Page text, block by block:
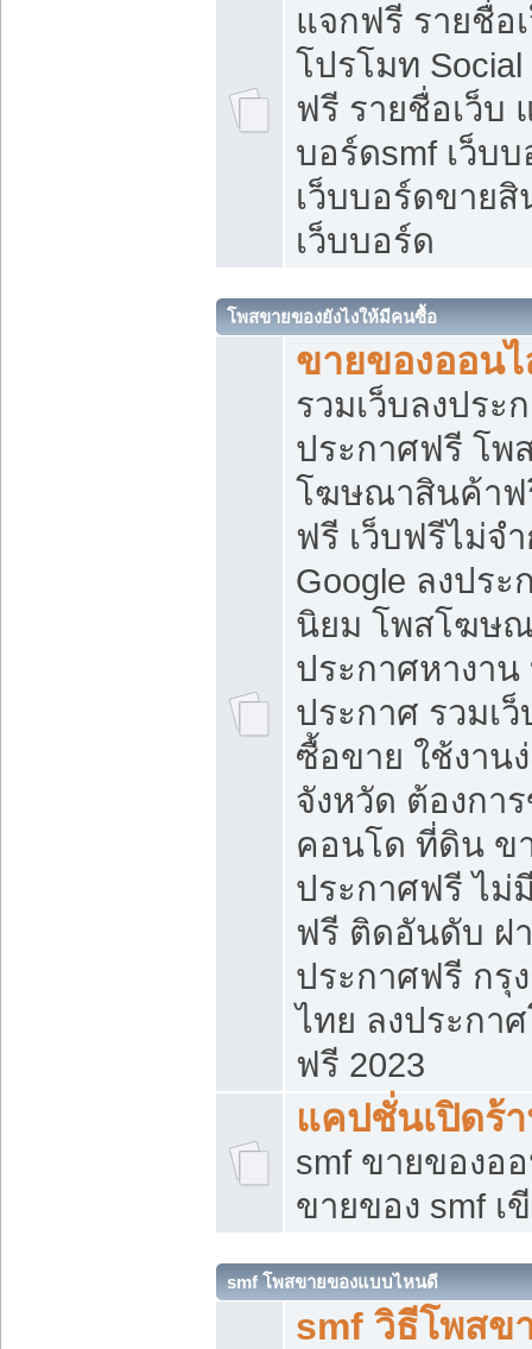
แจกฟรี รายชื่อ
โปรโมท
ฟรี รายชื่อเว็บ
บอร์ดsmf เว็บ
เว็บบอร์ดขาย
เว็บบอร์ด
โพสขายของยังไงให้มีคนซื้อ
ขายของออน
รวมเว็บลงประ
ประกาศฟรี โพ
โฆษณาสินค้าฟ
ฟรี เว็บฟรีไม่จ
Google ลงปร
นิยม โพสโฆษ
ประกาศหางาน
ประกาศ รวมเ
ซื้อขาย ใช้งาน
จังหวัด ต้องกา
คอนโด ที่ดิน ข
ประกาศฟรี ไม่
ฟรี ติดอันดับ ฝ
ประกาศฟรี กรุ
ไทย ลงประกา
ฟรี 2023
แคปชั่นเปิดร้
smf ขายของอ
ขายของ smf เ
smf โพสขายของแบบไหนดี
smf วิธีโพสข